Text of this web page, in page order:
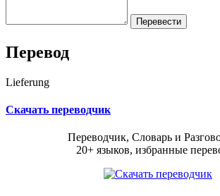
Перевод
Lieferung
Скачать переводчик
Переводчик, Словарь и
20+ языков, избранные